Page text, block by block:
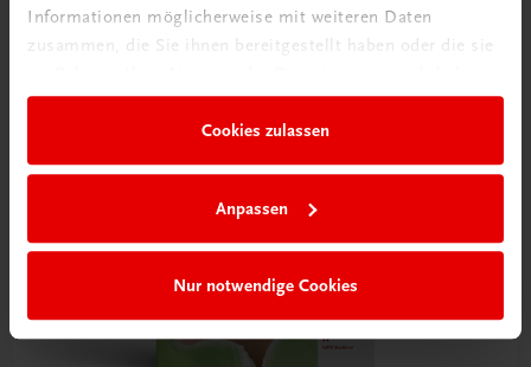
Informationen möglicherweise mit weiteren Daten
zusammen, die Sie ihnen bereitgestellt haben oder die sie
Cookies zulassen
Anpassen
Nur notwendige Cookies